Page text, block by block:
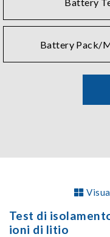
Battery Pack/
Test di
ioni di litio